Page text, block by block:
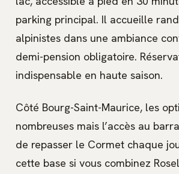
parking principal. Il accueille
alpinistes dans une ambiance
demi-pension obligatoire.
indispensable en haute saison.
Côté Bourg-Saint-Maurice, les
nombreuses mais l’accès au
de repasser le Cormet chaque
cette base si vous combinez